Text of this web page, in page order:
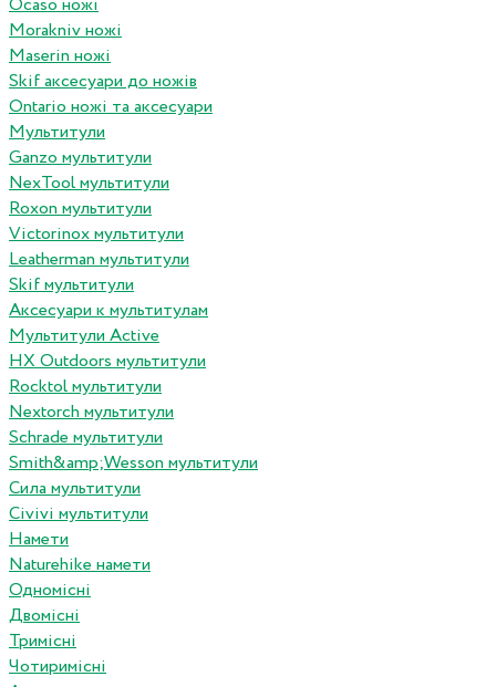
Ocaso ножі
Morakniv ножі
Maserin ножі
Skif аксесуари до ножів
Ontario ножі та аксесуари
Мультитули
Ganzo мультитули
NexTool мультитули
Roxon мультитули
Victorinox мультитули
Leatherman мультитули
Skif мультитули
Аксесуари к мультитулам
Мультитули Active
HX Outdoors мультитули
Rocktol мультитули
Nextorch мультитули
Schrade мультитули
Smith&amp;Wesson мультитули
Сила мультитули
Civivi мультитули
Намети
Naturehike намети
Одномісні
Двомісні
Тримісні
Чотиримісні